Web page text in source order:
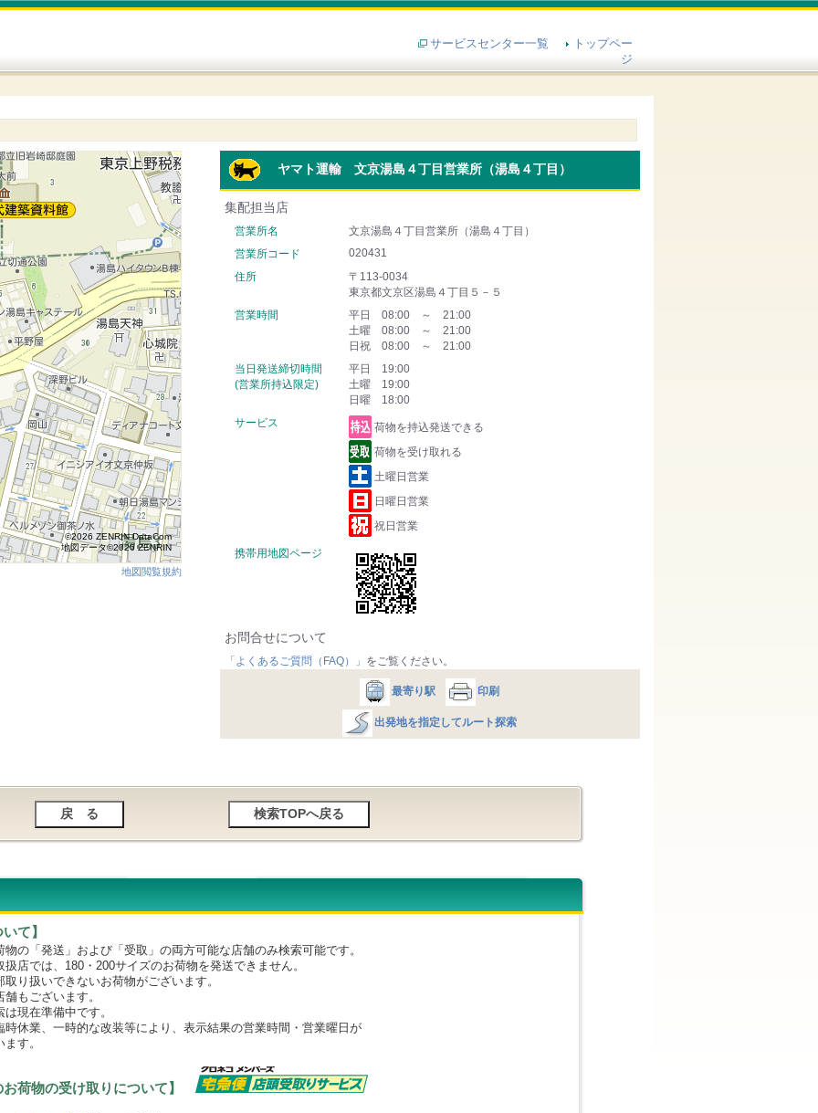
サービスセンター一覧
トップペー
ジ
ヤマト運輸 文京湯島４丁目営業所（湯島４丁目）
集配担当店
営業所名
文京湯島４丁目営業所（湯島４丁目）
営業所コード
020431
住所
〒113-0034
東京都文京区湯島４丁目５－５
営業時間
平日 08:00 ～ 21:00
土曜 08:00 ～ 21:00
日祝 08:00 ～ 21:00
当日発送締切時間
(営業所持込限定)
平日 19:00
土曜 19:00
日曜 18:00
サービス
荷物を持込発送できる
荷物を受け取れる
土曜日営業
日曜日営業
祝日営業
携帯用地図ページ
お問合せについて
「よくあるご質問（FAQ）」 をご覧ください。
最寄り駅 印刷
出発地を指定してルート探索
©2026 ZENRIN DataCom
地図データ©2026 ZENRIN
地図閲覧規約
て】
の「発送」および「受取」の両方可能な店舗のみ検索可能です。
では、180・200サイズのお荷物を発送できません。
扱いできないお荷物がございます。
ございます。
在準備中です。
休業、一時的な改装等により、表示結果の営業時間・営業曜日が
す。
お荷物の受け取りについて】